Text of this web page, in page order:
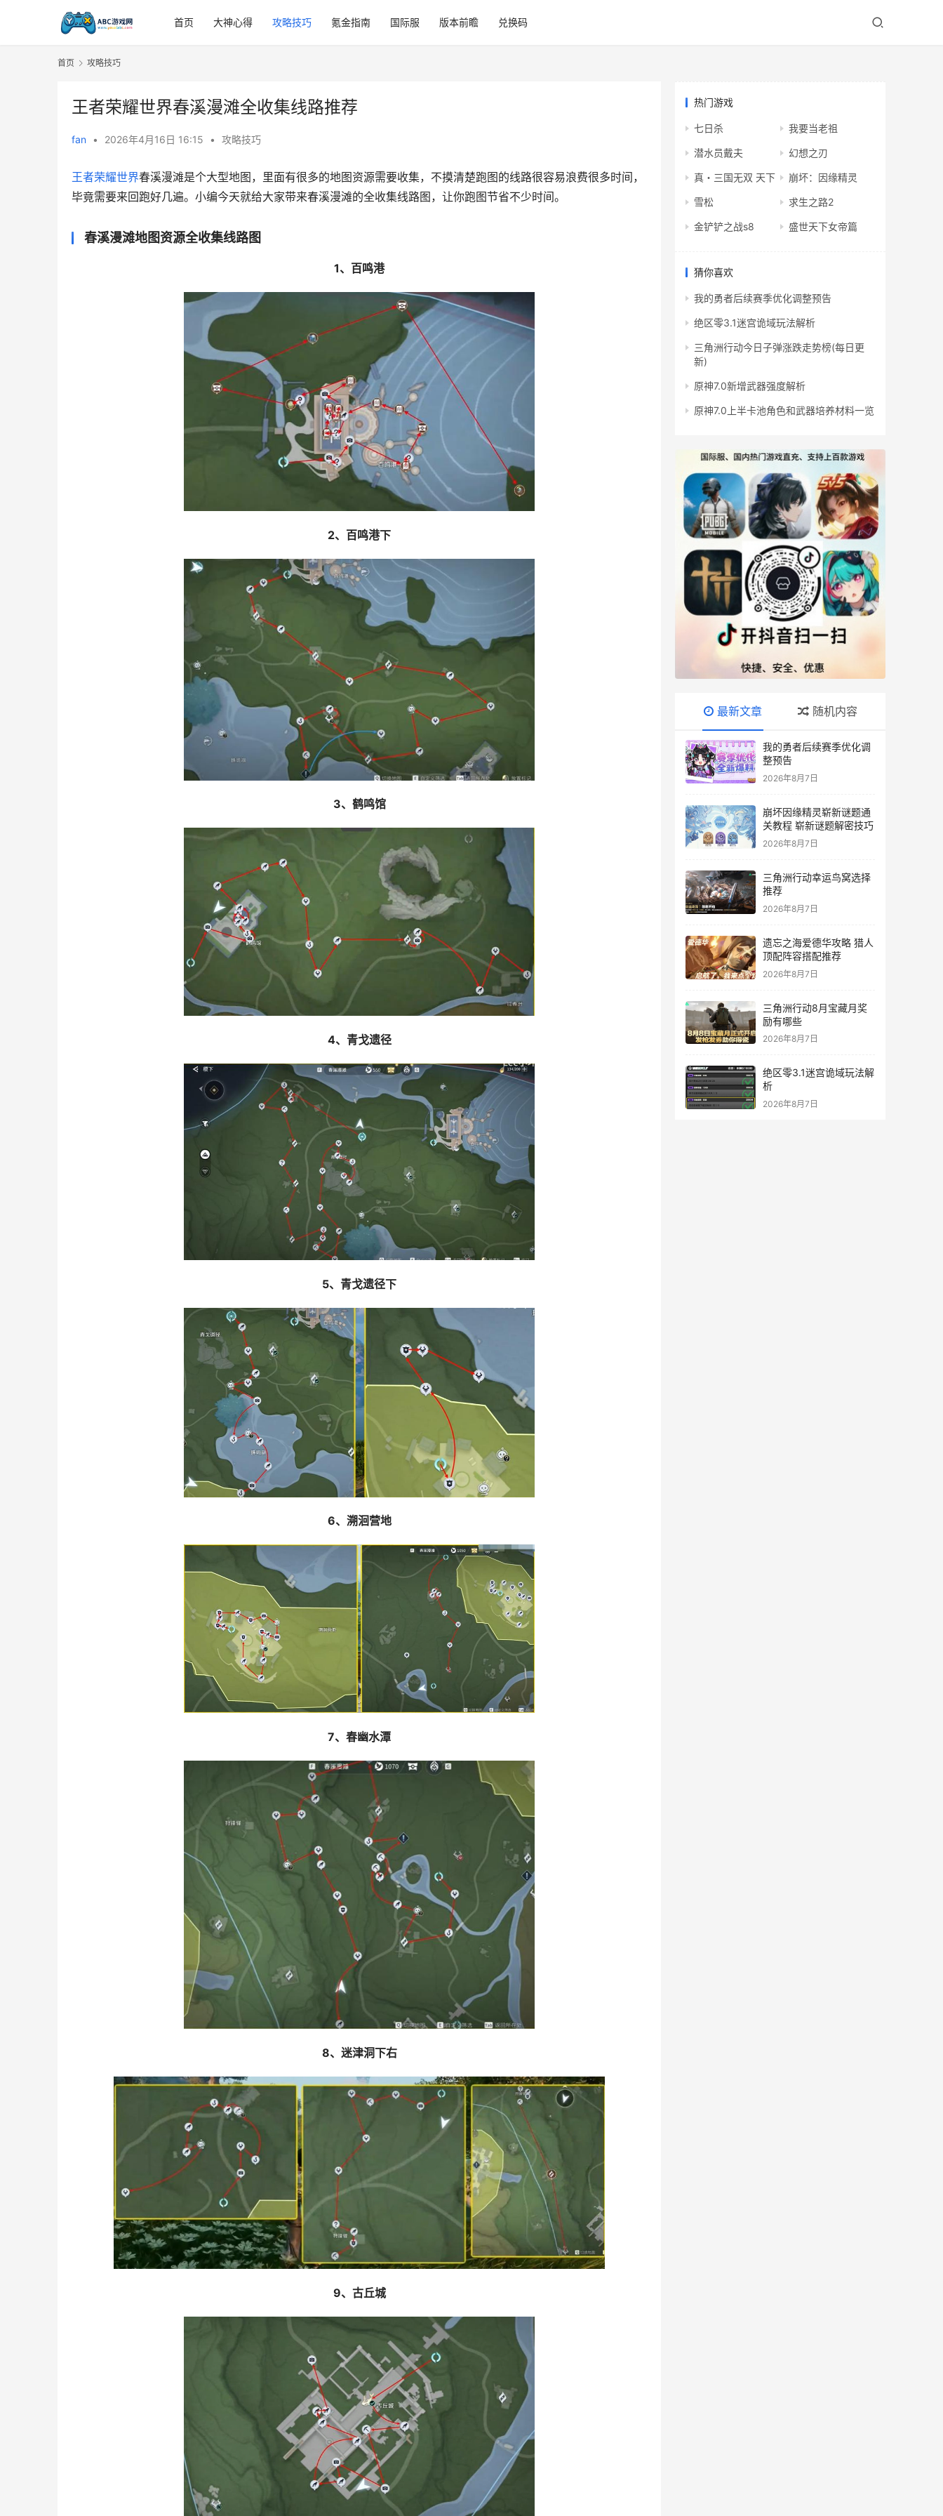
首页 大神心得 攻略技巧 氪金指南 国际服 版本前瞻 兑换码
首页 攻略技巧
王者荣耀世界春溪漫滩全收集线路推荐
fan • 2026年4月16日 16:15 • 攻略技巧
王者荣耀世界春溪漫滩是个大型地图，里面有很多的地图资源需要收集，不摸清楚跑图的线路很容易浪费很多时间，
毕竟需要来回跑好几遍。小编今天就给大家带来春溪漫滩的全收集线路图，让你跑图节省不少时间。
春溪漫滩地图资源全收集线路图
1、百鸣港
2、百鸣港下
3、鹤鸣馆
4、青戈遗径
5、青戈遗径下
6、溯洄营地
7、春幽水潭
8、迷津洞下右
9、古丘城
热门游戏
七日杀 我要当老祖
潜水员戴夫 幻想之刃
真・三国无双 天下 崩坏：因缘精灵
雪松 求生之路2
金铲铲之战s8 盛世天下女帝篇
猜你喜欢
我的勇者后续赛季优化调整预告
绝区零3.1迷宫诡域玩法解析
三角洲行动今日子弹涨跌走势榜(每日更
新)
原神7.0新增武器强度解析
原神7.0上半卡池角色和武器培养材料一览
最新文章 随机内容
我的勇者后续赛季优化调
整预告
2026年8月7日
崩坏因缘精灵崭新谜题通
关教程 崭新谜题解密技巧
2026年8月7日
三角洲行动幸运鸟窝选择
推荐
2026年8月7日
遗忘之海爱德华攻略 猎人
顶配阵容搭配推荐
2026年8月7日
三角洲行动8月宝藏月奖
励有哪些
2026年8月7日
绝区零3.1迷宫诡域玩法解
析
2026年8月7日